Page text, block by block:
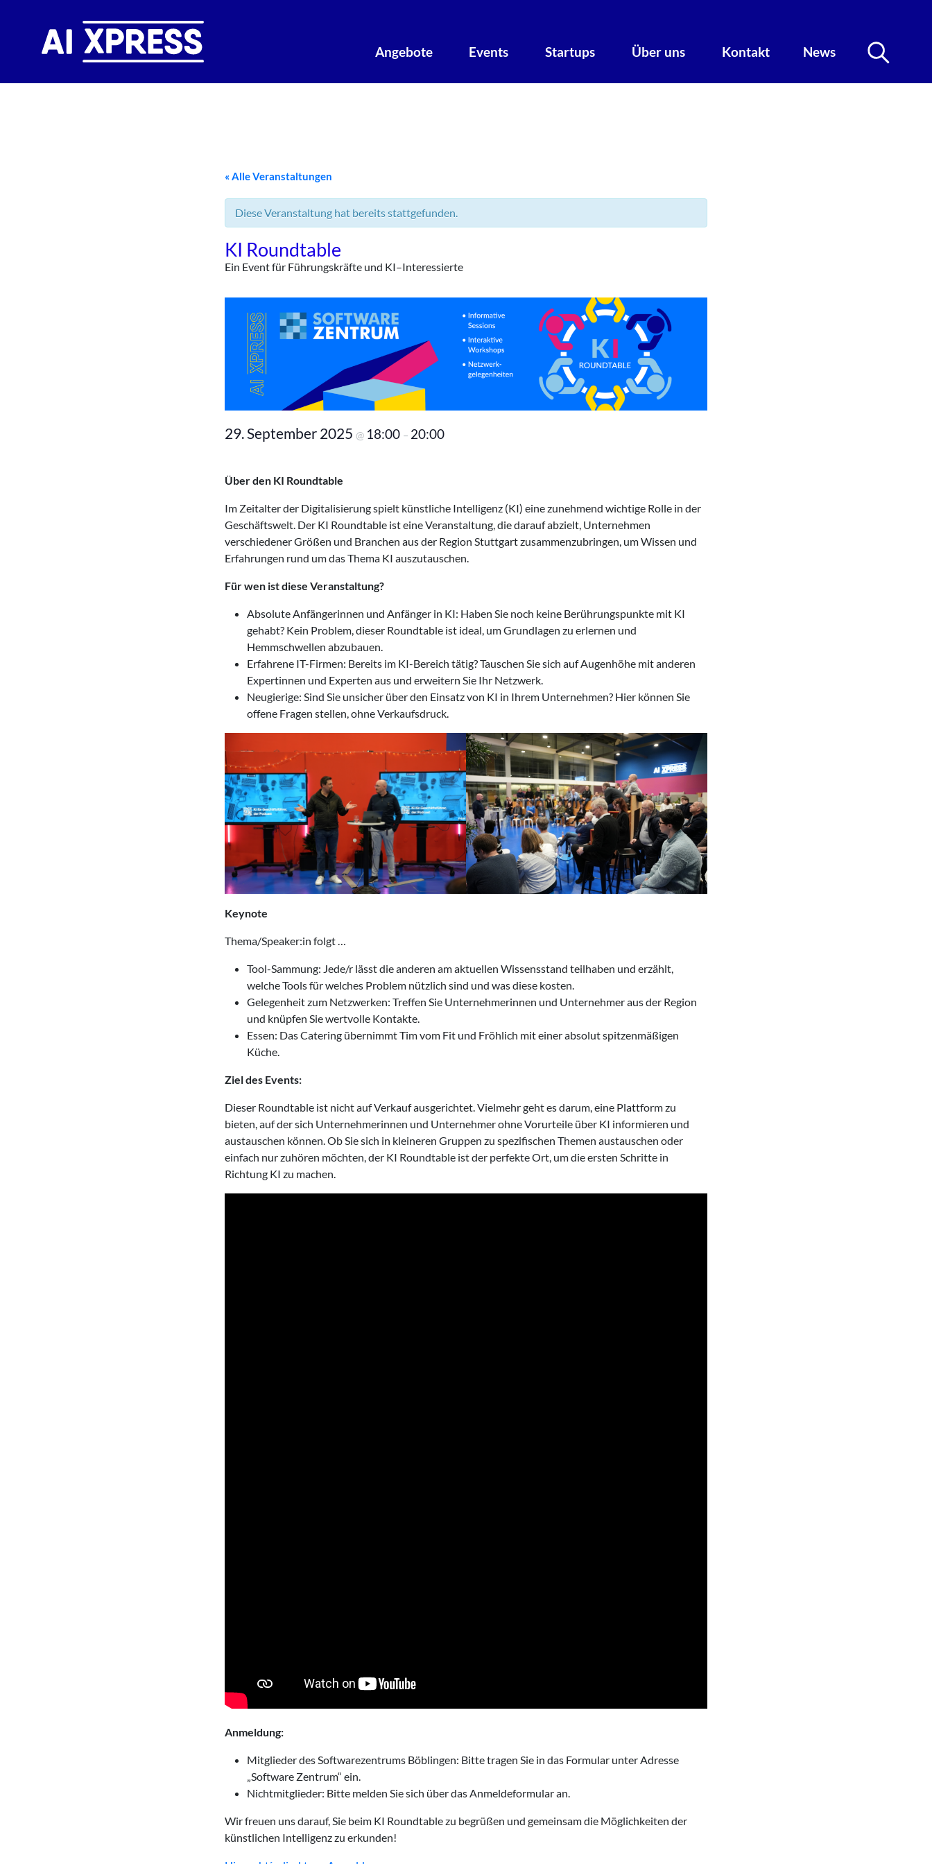
Angebote Events Startups Über uns Kontakt News
« Alle Veranstaltungen
Diese Veranstaltung hat bereits stattgefunden.
KI Roundtable
Ein Event für Führungskräfte und KI–Interessierte
29. September 2025 @ 18:00 – 20:00
Über den KI Roundtable
Im Zeitalter der Digitalisierung spielt künstliche Intelligenz (KI) eine zunehmend wichtige Rolle in der
Geschäftswelt. Der KI Roundtable ist eine Veranstaltung, die darauf abzielt, Unternehmen
verschiedener Größen und Branchen aus der Region Stuttgart zusammenzubringen, um Wissen und
Erfahrungen rund um das Thema KI auszutauschen.
Für wen ist diese Veranstaltung?
Absolute Anfängerinnen und Anfänger in KI: Haben Sie noch keine Berührungspunkte mit KI
gehabt? Kein Problem, dieser Roundtable ist ideal, um Grundlagen zu erlernen und
Hemmschwellen abzubauen.
Erfahrene IT-Firmen: Bereits im KI-Bereich tätig? Tauschen Sie sich auf Augenhöhe mit anderen
Expertinnen und Experten aus und erweitern Sie Ihr Netzwerk.
Neugierige: Sind Sie unsicher über den Einsatz von KI in Ihrem Unternehmen? Hier können Sie
offene Fragen stellen, ohne Verkaufsdruck.
Keynote
Thema/Speaker:in folgt …
Tool-Sammung: Jede/r lässt die anderen am aktuellen Wissensstand teilhaben und erzählt,
welche Tools für welches Problem nützlich sind und was diese kosten.
Gelegenheit zum Netzwerken: Treffen Sie Unternehmerinnen und Unternehmer aus der Region
und knüpfen Sie wertvolle Kontakte.
Essen: Das Catering übernimmt Tim vom Fit und Fröhlich mit einer absolut spitzenmäßigen
Küche.
Ziel des Events:
Dieser Roundtable ist nicht auf Verkauf ausgerichtet. Vielmehr geht es darum, eine Plattform zu
bieten, auf der sich Unternehmerinnen und Unternehmer ohne Vorurteile über KI informieren und
austauschen können. Ob Sie sich in kleineren Gruppen zu spezifischen Themen austauschen oder
einfach nur zuhören möchten, der KI Roundtable ist der perfekte Ort, um die ersten Schritte in
Richtung KI zu machen.
Anmeldung:
Mitglieder des Softwarezentrums Böblingen: Bitte tragen Sie in das Formular unter Adresse
„Software Zentrum“ ein.
Nichtmitglieder: Bitte melden Sie sich über das Anmeldeformular an.
Wir freuen uns darauf, Sie beim KI Roundtable zu begrüßen und gemeinsam die Möglichkeiten der
künstlichen Intelligenz zu erkunden!